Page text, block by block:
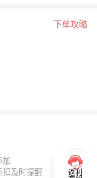
下单攻略
返利